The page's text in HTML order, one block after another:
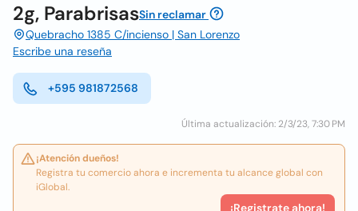
2g, ParabrisasSin reclamar
Quebracho 1385 C/incienso | San Lorenzo
Escribe una reseña
+595 981872568
Última actualización: 2/3/23, 7:30 PM
¡Atención dueños!
Registra tu comercio ahora e incrementa tu alcance global con
iGlobal.
¡Registrate ahora!